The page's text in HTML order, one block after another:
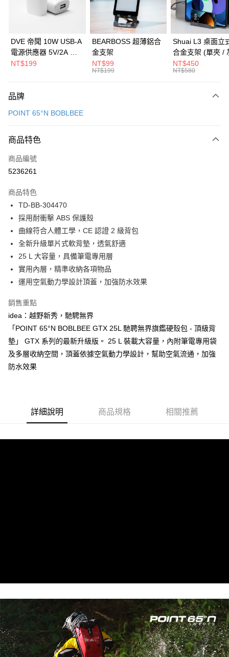
華南商業銀行
彰化商業銀行
上海商業儲蓄銀行
台北富邦商業銀行
兆豐國際商業銀行
臺灣中小企業銀行
台中商業銀行
匯豐（台灣）商業銀行
華泰商業銀行
聯邦商業銀行
元大商業銀行
台灣樂天信用卡公司
合作金庫商業銀行
第一商業銀行
彰化商業銀行
台北富邦商業銀行
國泰世華商業銀行
兆豐國際商業銀行
臺灣中小企業銀行
匯豐（台灣）商業銀行
玉山商業銀行
台灣樂天信用卡公司
街口支付
悠遊付
相關說明
1.本服務由台灣大哥大提供，台灣大哥大用戶可立即使用無須另外申請。
2.付款方式選擇「大哥付你分期」，訂單成立後會自動跳轉到大哥付的交易
3.實際核准額度、可分期數及費用金額請依後續交易確認頁面所載為準。
4.訂單成立30分鐘內，如未前往確認交易或遇審核未通過，訂單將自動取
消。如遇「轉專審核」未通過狀況，表示未達大哥付你分期系統評分，恕無
法說明評估內容。
【繳款方式說明】
1.分期款項不併入電信帳單，「大哥付你分期」於每月結算日後寄送繳費提
2.透過簡訊連結打開帳單後，可選擇「超商條碼／台灣大直營門市／銀行轉
帳／街口支付／iPASS MONEY」等通路繳費。
【注意事項】
用戶於交易時，得透過本服務購買商品或服務，並由商店將買賣／分期付款
買賣價金債權讓與本公司後，依約使用本公司帳單繳交帳款。
2.基於同意付款使用「大哥付你分期」之契約關係目的，商店將以您的個人
資料（包含姓名、電話或地址）提供予台灣大哥大進項蒐集、處理及利用，
由本公司與您本人進行分期帳單所需資料之確認、核對及更正。
3.完整用戶服務條款，請詳閱以下連結：https://oppay.tw/userRule
ATM付款
貨到付款
宅配物流
每筆NT$80，滿NT$490(含以上)免運費
免運費
貨到付款
DVE 帝聞 10W USB-A
電源供應器 5V/2A 充
電頭 (適用閱讀器、小
NT$199
BEARBOSS 超薄鋁合
金支架
NT$99
NT$199
Shuai L3 桌面立
合金支架 (單夾 /
NT$450
NT$580
品牌
POINT 65°N BOBLBEE
商品特色
商品編號
5236261
商品特色
TD-BB-304470
採用耐衝擊 ABS 保護殼
曲線符合人體工學，CE 認證 2 級背包
全新升級單片式軟背墊，透氣舒適
25 L 大容量，具備筆電專用層
實用內層，精準收納各項物品
運用空氣動力學設計頂蓋，加強防水效果
銷售重點
idea：越野新秀，馳騁無界
「POINT 65°N BOBLBEE GTX 25L 馳聘無界旗鑑硬殼包 - 頂級背
墊」 GTX 系列的最新升級版。 25 L 裝載大容量，內附筆電專用袋
及多層收納空間，頂蓋依據空氣動力學設計，幫助空氣流通，加強
防水效果
詳細說明 商品規格 相關推薦